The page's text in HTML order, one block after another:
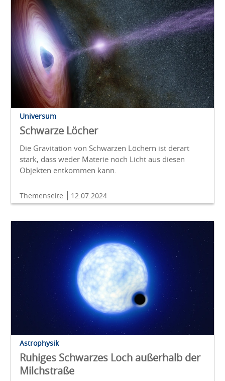
Universum
Schwarze Löcher
Die Gravitation von Schwarzen Löchern ist derart
stark, dass weder Materie noch Licht aus diesen
Objekten entkommen kann.
Themenseite 12.07.2024
Astrophysik
Ruhiges Schwarzes Loch außerhalb der
Milchstraße